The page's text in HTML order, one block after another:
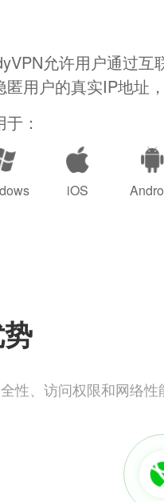
允许用户通过互
匿用户的真实IP地址
：
iOS
性、访问权限和网络性